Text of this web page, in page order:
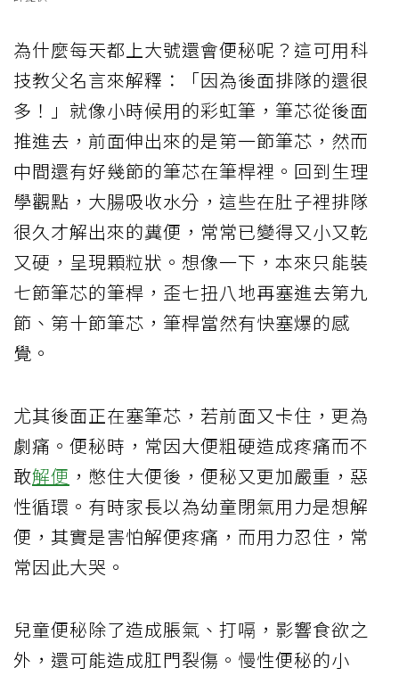
為什麼每天都上大號還會便秘呢？這可用科
技教父名言來解釋：「因為後面排隊的還很
多！」就像小時候用的彩虹筆，筆芯從後面
推進去，前面伸出來的是第一節筆芯，然而
中間還有好幾節的筆芯在筆桿裡。回到生理
學觀點，大腸吸收水分，這些在肚子裡排隊
很久才解出來的糞便，常常已變得又小又乾
又硬，呈現顆粒狀。想像一下，本來只能裝
七節筆芯的筆桿，歪七扭八地再塞進去第九
節、第十節筆芯，筆桿當然有快塞爆的感
覺。
尤其後面正在塞筆芯，若前面又卡住，更為
劇痛。便秘時，常因大便粗硬造成疼痛而不
敢解便 ，憋住大便後，便秘又更加嚴重，惡
性循環。有時家長以為幼童閉氣用力是想解
便，其實是害怕解便疼痛，而用力忍住，常
常因此大哭。
兒童便秘除了造成脹氣、打嗝，影響食欲之
外，還可能造成肛門裂傷。慢性便秘的小